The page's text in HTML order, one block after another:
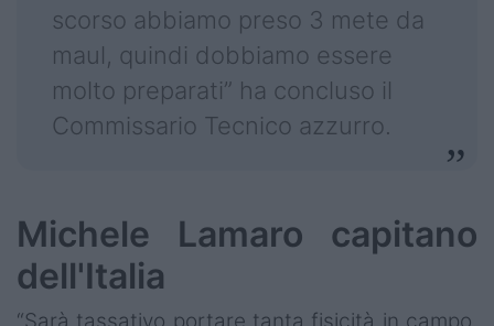
scorso abbiamo preso 3 mete da
maul, quindi dobbiamo essere
molto preparati” ha concluso il
Commissario Tecnico azzurro.
Michele Lamaro capitano
dell'Italia
“Sarà tassativo portare tanta fisicità in campo.